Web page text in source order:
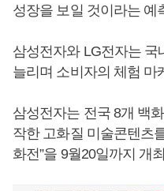
성장을 보일 것이라는 예
삼성전자와 LG전자는
늘리며 소비자의 체험 마
삼성전자는 전국 8개 백
작한 고화질 미술콘텐츠
화전”을 9월20일까지 개